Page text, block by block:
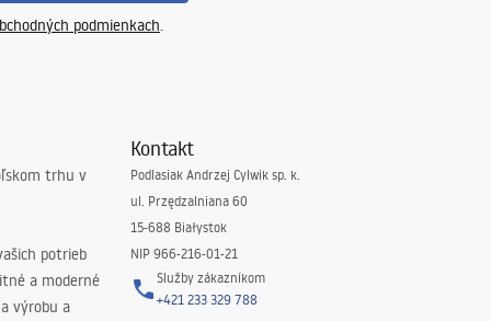
podmienkach.
trhu v
potrieb
a moderné
výrobu a
Kontakt
Podlasiak Andrzej Cylwik sp. k.
ul. Przędzalniana 60
15-688 Białystok
NIP 966-216-01-21
Služby zákazníkom
+421 233 329 788